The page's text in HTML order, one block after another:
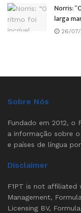
Norris:
larga
26/07/
Sobre Nós
Fundado em 2012, o
a informação sobre
e países de língua
Disclaimer
F1PT is not affiliated
Management,
Licensing BV,